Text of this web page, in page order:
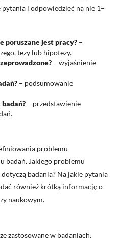
i odpowiedzieć na nie 1–
poruszane jest pracy? –
tezy lub hipotezy.
– wyjaśnienie
– podsumowanie
– przedstawienie
problemu
badań. Jakiego problemu
badania? Na jakie pytania
również krótką informację o
naukowym.
zastosowane w badaniach.